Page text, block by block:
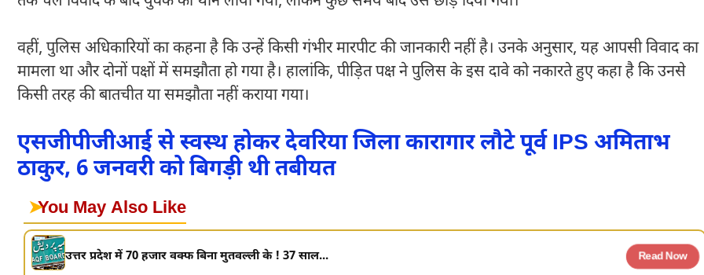
वहीं, पुलिस अधिकारियों का कहना है कि उन्हें किसी गंभीर मारपीट की जानकारी नहीं है। उनके अनुसार, यह आपसी विवाद का
मामला था और दोनों पक्षों में समझौता हो गया है। हालांकि, पीड़ित पक्ष ने पुलिस के इस दावे को नकारते हुए कहा है कि उनसे
किसी तरह की बातचीत या समझौता नहीं कराया गया।
एसजीपीजीआई से स्वस्थ होकर देवरिया जिला कारागार लौटे पूर्व IPS अमिताभ
ठाकुर, 6 जनवरी को बिगड़ी थी तबीयत
➤You May Also Like
उत्तर प्रदेश में 70 हजार वक्फ बिना मुतवल्ली के ! 37 साल... Read Now